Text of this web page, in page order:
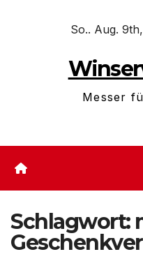
So.. Aug.
Messer
Schlagwort: